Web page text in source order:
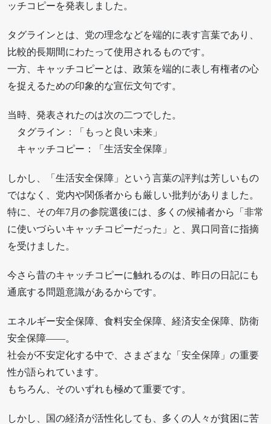
ッチコピーを発表しました。
タグラインとは、党の理念などを端的に表す言葉であり、
比較的長期間にわたって使用されるものです。
一方、キャッチコピーとは、政策を端的に表し有権者の心
を捉えるための印象的な宣伝文句です。
当時、発表されたのは次の二つでした。
タグライン：「もっと良い未来」
キャッチコピー：「生活安全保障」
しかし、「生活安全保障」という言葉の評判は芳しいもの
ではなく、党内や関係者からも厳しい批判がありました。
特に、その年7月の参院選後には、多くの候補者から「非常
に使いづらいキャッチコピーだった」と、異口同音に指摘
を受けました。
今さら昔のキャッチコピーに触れるのは、昨日の日記にも
通底する問題意識があるからです。
エネルギー安全保障、食料安全保障、経済安全保障、防衛
安全保障――。
社会が不安定化する中で、さまざまな「安全保障」の重要
性が語られています。
もちろん、そのいずれも極めて重要です。
しかし、国の経済が活性化しても、多くの人々が貧困に苦